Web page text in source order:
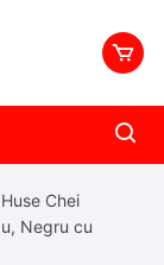
Huse Chei
Negru cu